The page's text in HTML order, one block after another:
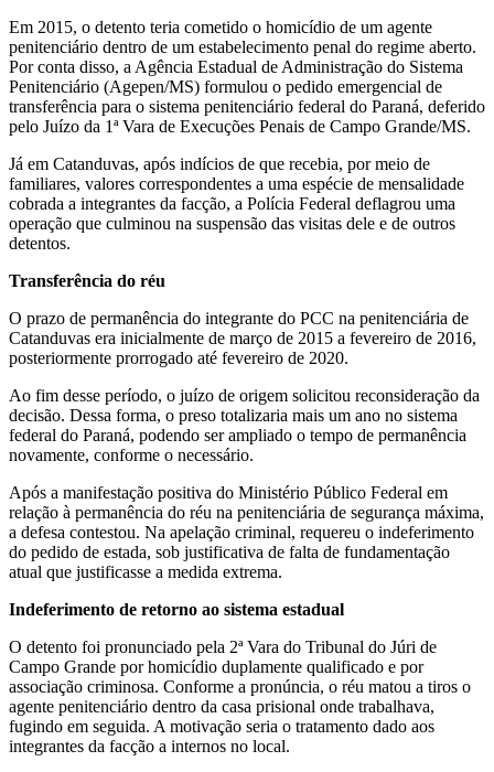
Em 2015, o detento teria cometido o homicídio de um agente
penitenciário dentro de um estabelecimento penal do regime aberto.
Por conta disso, a Agência Estadual de Administração do Sistema
Penitenciário (Agepen/MS) formulou o pedido emergencial de
transferência para o sistema penitenciário federal do Paraná, deferido
pelo Juízo da 1ª Vara de Execuções Penais de Campo Grande/MS.
Já em Catanduvas, após indícios de que recebia, por meio de
familiares, valores correspondentes a uma espécie de mensalidade
cobrada a integrantes da facção, a Polícia Federal deflagrou uma
operação que culminou na suspensão das visitas dele e de outros
detentos.
Transferência do réu
O prazo de permanência do integrante do PCC na penitenciária de
Catanduvas era inicialmente de março de 2015 a fevereiro de 2016,
posteriormente prorrogado até fevereiro de 2020.
Ao fim desse período, o juízo de origem solicitou reconsideração da
decisão. Dessa forma, o preso totalizaria mais um ano no sistema
federal do Paraná, podendo ser ampliado o tempo de permanência
novamente, conforme o necessário.
Após a manifestação positiva do Ministério Público Federal em
relação à permanência do réu na penitenciária de segurança máxima,
a defesa contestou. Na apelação criminal, requereu o indeferimento
do pedido de estada, sob justificativa de falta de fundamentação
atual que justificasse a medida extrema.
Indeferimento de retorno ao sistema estadual
O detento foi pronunciado pela 2ª Vara do Tribunal do Júri de
Campo Grande por homicídio duplamente qualificado e por
associação criminosa. Conforme a pronúncia, o réu matou a tiros o
agente penitenciário dentro da casa prisional onde trabalhava,
fugindo em seguida. A motivação seria o tratamento dado aos
integrantes da facção a internos no local.